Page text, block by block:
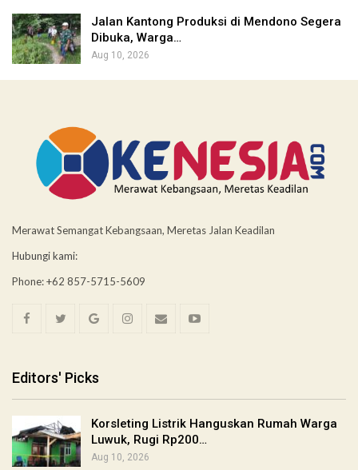
Jalan Kantong Produksi di Mendono Segera
Dibuka, Warga…
Aug 10, 2026
Merawat Semangat Kebangsaan, Meretas Jalan Keadilan
Hubungi kami:
Phone: +62 857-5715-5609
Editors' Picks
Korsleting Listrik Hanguskan Rumah Warga
Luwuk, Rugi Rp200…
Aug 10, 2026